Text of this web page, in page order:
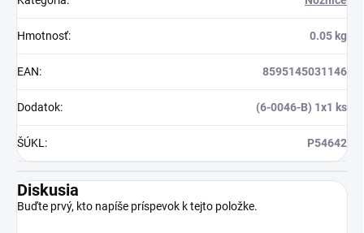
Hmotnosť: 0.05 kg
EAN: 8595145031146
Dodatok: (6-0046-B) 1x1 ks
ŠÚKL: P54642
Diskusia
Buďte prvý, kto napíše príspevok k tejto položke.